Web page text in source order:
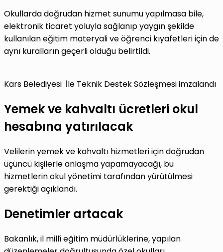
Okullarda doğrudan hizmet sunumu yapılmasa bile,
elektronik ticaret yoluyla sağlanıp yaygın şekilde
kullanılan eğitim materyali ve öğrenci kıyafetleri için de
aynı kuralların geçerli olduğu belirtildi.
Kars Belediyesi İle Teknik Destek Sözleşmesi imzalandı
Yemek ve kahvaltı ücretleri okul
hesabına yatırılacak
Velilerin yemek ve kahvaltı hizmetleri için doğrudan
üçüncü kişilerle anlaşma yapamayacağı, bu
hizmetlerin okul yönetimi tarafından yürütülmesi
gerektiği açıklandı.
Denetimler artacak
Bakanlık, il millî eğitim müdürlüklerine, yapılan